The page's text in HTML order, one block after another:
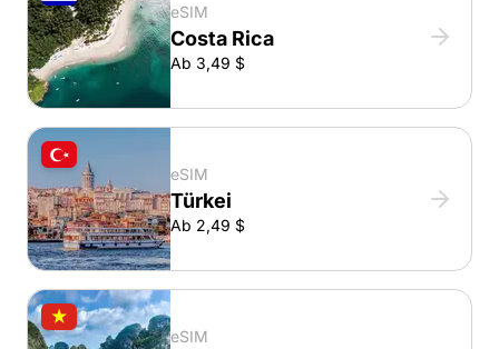
eSIM
Costa Rica
Ab 3,49 $
eSIM
Türkei
Ab 2,49 $
eSIM